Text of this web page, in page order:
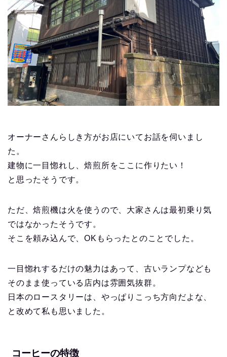
オーナーさんらしき方がお店にいてお話を伺いまし
た。
建物に一目惚れし、焙煎所をここに作りたい！
と思ったそうです。
ただ、焙煎機は火を使うので、大家さんは最初乗り気
ではなかったそうです。
そこを頼み込んで、OKもらったとのことでした。
一目惚れするだけの魅力はあって、古いランプなども
そのまま使っている店内は雰囲気抜群。
日本のロースタリーは、やっぱりこっち方向だよな、
と改めて私も思いました。
コーヒーの特徴